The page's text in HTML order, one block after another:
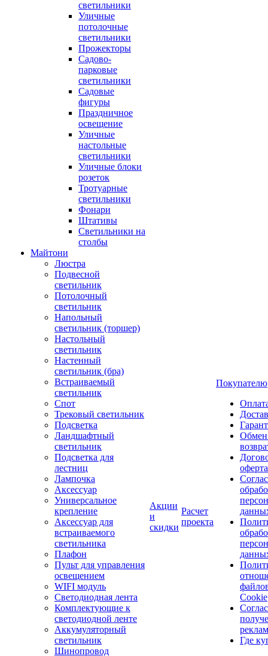
светильники
Уличные
потолочные
светильники
Прожекторы
Садово-
парковые
светильники
Садовые
фигуры
Праздничное
освещение
Уличные
настольные
светильники
Уличные блоки
розеток
Тротуарные
светильники
Фонари
Штативы
Светильники на
столбы
Майтони
Люстра
Подвесной
светильник
Потолочный
светильник
Напольный
светильник (торшер)
Настольный
светильник
Настенный
светильник (бра)
Встраиваемый
светильник
Спот
Трековый светильник
Подсветка
Ландшафтный
светильник
Подсветка для
лестниц
Лампочка
Аксессуар
Универсальное
крепление
Аксессуар для
встраиваемого
светильника
Плафон
Пульт для управления
освещением
WIFI модуль
Светодиодная лента
Комплектующие к
светодиодной ленте
Аккумуляторный
светильник
Шинопровод
Акции
и
скидки
Расчет
проекта
Покупателю
оферта
Cookie
Где